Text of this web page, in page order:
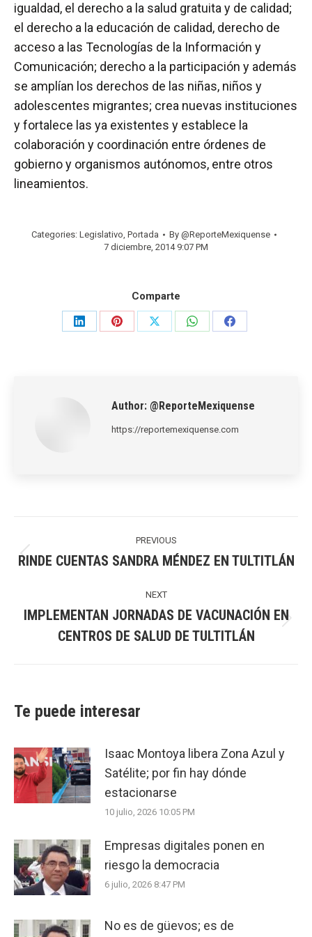
igualdad, el derecho a la salud gratuita y de calidad;
el derecho a la educación de calidad, derecho de
acceso a las Tecnologías de la Información y
Comunicación; derecho a la participación y además
se amplían los derechos de las niñas, niños y
adolescentes migrantes; crea nuevas instituciones
y fortalece las ya existentes y establece la
colaboración y coordinación entre órdenes de
gobierno y organismos autónomos, entre otros
lineamientos.
Categories: Legislativo, Portada By @ReporteMexiquense
7 diciembre, 2014 9:07 PM
Comparte
Share
Share
Share
Share
Share
Author: @ReporteMexiquense
https://reportemexiquense.com
navigation
PREVIOUS
Previous
RINDE CUENTAS SANDRA MÉNDEZ EN TULTITLÁN
NEXT
post:
IMPLEMENTAN JORNADAS DE VACUNACIÓN EN
CENTROS DE SALUD DE TULTITLÁN
Te puede interesar
Isaac Montoya libera Zona Azul y
Satélite; por fin hay dónde
estacionarse
10 julio, 2026 10:05 PM
Empresas digitales ponen en
riesgo la democracia
6 julio, 2026 8:47 PM
No es de güevos; es de